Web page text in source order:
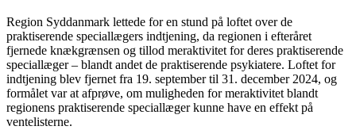
Region Syddanmark lettede for en stund på loftet over de
praktiserende speciallægers indtjening, da regionen i efteråret
fjernede knækgrænsen og tillod meraktivitet for deres praktiserende
speciallæger – blandt andet de praktiserende psykiatere. Loftet for
indtjening blev fjernet fra 19. september til 31. december 2024, og
formålet var at afprøve, om muligheden for meraktivitet blandt
regionens praktiserende speciallæger kunne have en effekt på
ventelisterne.